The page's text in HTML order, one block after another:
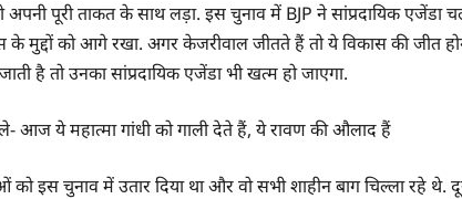
पूरी ताकत के साथ लड़ा. इस चुनाव में BJP ने सांप्रदायिक एजेंडा
के मुद्दों को आगे रखा. अगर केजरीवाल जीतते हैं तो ये विकास की जीत
है तो उनका सांप्रदायिक एजेंडा भी खत्म हो जाएगा.
आज ये महात्मा गांधी को गाली देते हैं, ये रावण की औलाद हैं
इस चुनाव में उतार दिया था और वो सभी शाहीन बाग चिल्ला रहे थे.